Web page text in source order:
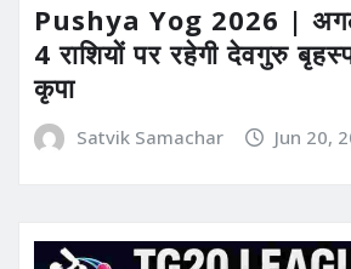
Pushya Yog 2026 |
4 राशियों पर रहेगी देवगुरु
कृपा
Satvik Samachar Jun 20,